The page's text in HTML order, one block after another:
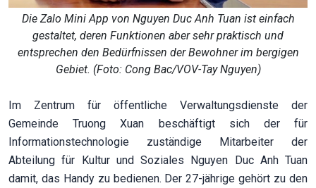
Die Zalo Mini App von Nguyen Duc Anh Tuan ist einfach
gestaltet, deren Funktionen aber sehr praktisch und
entsprechen den Bedürfnissen der Bewohner im bergigen
Gebiet. (Foto: Cong Bac/VOV-Tay Nguyen)
Im Zentrum für öffentliche Verwaltungsdienste der
Gemeinde Truong Xuan beschäftigt sich der für
Informationstechnologie zuständige Mitarbeiter der
Abteilung für Kultur und Soziales Nguyen Duc Anh Tuan
damit, das Handy zu bedienen. Der 27-jährige gehört zu den